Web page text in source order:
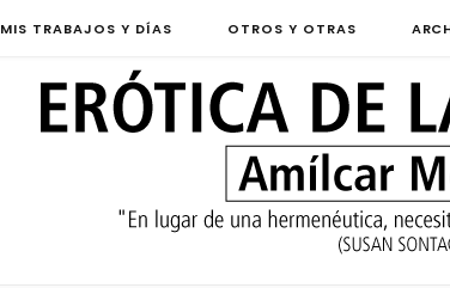
MIS TRABAJOS Y DÍAS OTROS Y OTRAS